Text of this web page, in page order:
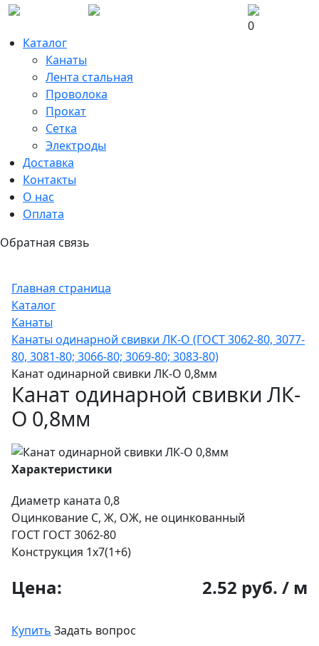
0
Каталог
Канаты
Лента стальная
Проволока
Прокат
Сетка
Электроды
Доставка
Контакты
О нас
Оплата
Обратная связь
Главная страница
Каталог
Канаты
Канаты одинарной свивки ЛК-О (ГОСТ 3062-80, 3077-
80, 3081-80; 3066-80; 3069-80; 3083-80)
Канат одинарной свивки ЛК-О 0,8мм
Канат одинарной свивки ЛК-
О 0,8мм
Характеристики
Диаметр каната 0,8
Оцинкование С, Ж, ОЖ, не оцинкованный
ГОСТ ГОСТ 3062-80
Конструкция 1х7(1+6)
Цена: 2.52 руб. / м
Купить Задать вопрос